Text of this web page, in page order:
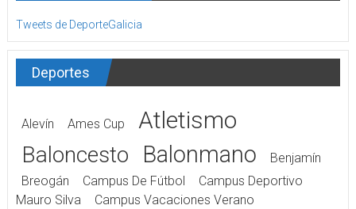
Tweets de DeporteGalicia
Deportes
Alevín Ames Cup Atletismo
Baloncesto Balonmano
Benjamín
Breogán
Campus De Fútbol
Campus Deportivo
Mauro Silva
Campus Vacaciones Verano